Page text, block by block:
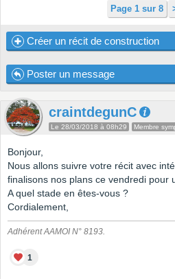
Page 1 sur 8
Créer un récit de construction
Poster un message
craintdegunC
Le 28/03/2018 à 08h29 Membre
Bonjour,
Nous allons suivre votre récit avec
finalisons nos plans ce vendredi pour
A quel stade en êtes-vous ?
Cordialement,
Adhérent AAMOI N° 8193.
1